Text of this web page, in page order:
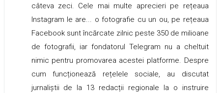
câteva zeci. Cele mai multe aprecieri pe rețeaua
Instagram le are... o fotografie cu un ou, pe rețeaua
Facebook sunt încărcate zilnic peste 350 de milioane
de fotografii, iar fondatorul Telegram nu a cheltuit
nimic pentru promovarea acestei platforme. Despre
cum funcționează rețelele sociale, au discutat
jurnaliștii de la 13 redacții regionale la o instruire